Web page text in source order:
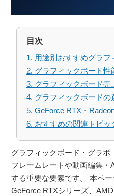
目次
1. 用途別おすすめグラフ
2. グラフィックボード性
3. グラフィックボード売
4. グラフィックボードの
5. GeForce RTX・
6. おすすめの関連トピッ
グラフィックボード・グラ
フレームレートや動画編集
する重要な要素です。 本ペ
GeForce RTXシリーズ、